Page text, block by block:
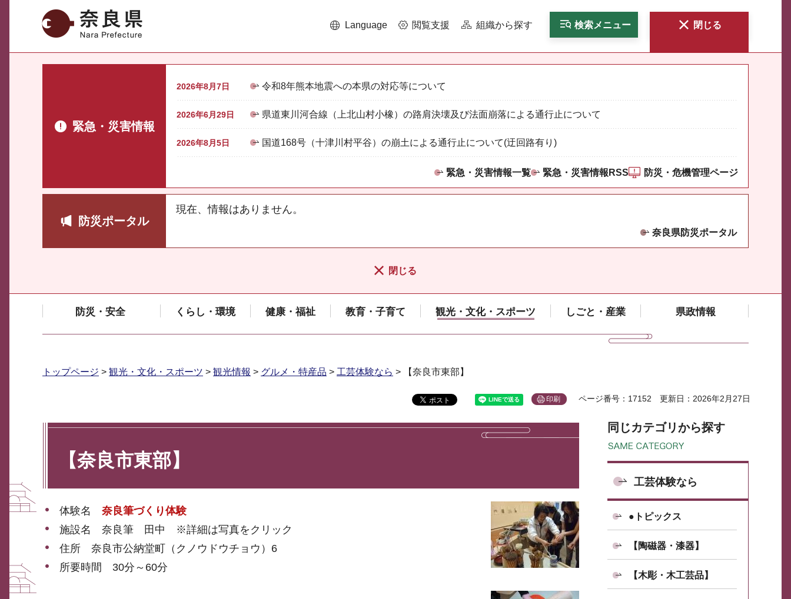
奈良県 Language 閲覧支援 組織から探す 検索メニュー 閉じる
緊急・災害情報
2026年8月7日 令和8年熊本地震への本県の対応等について
2026年6月29日 県道東川河合線（上北山村小橡）の路肩決壊及び法面崩落による通行止について
2026年8月5日 国道168号（十津川村平谷）の崩土による通行止について(迂回路有り)
緊急・災害情報一覧 緊急・災害情報RSS 防災・危機管理ページ
防災ポータル
現在、情報はありません。
奈良県防災ポータル
閉じる
防災・安全 くらし・環境 健康・福祉 教育・子育て 観光・文化・スポーツ しごと・産業 県政情報
トップページ > 観光・文化・スポーツ > 観光情報 > グルメ・特産品 > 工芸体験なら > 【奈良市東部】
印刷 ページ番号：17152 更新日：2026年2月27日
【奈良市東部】
体験名 奈良筆づくり体験
施設名 奈良筆 田中 ※詳細は写真をクリック
住所 奈良市公納堂町（クノウドウチョウ）6
所要時間 30分～60分
同じカテゴリから探す
工芸体験なら
●トピックス
【陶磁器・漆器】
【木彫・木工芸品】